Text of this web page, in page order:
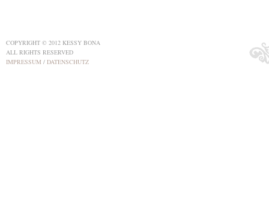
COPYRIGHT © 2012 KESSY BONA
ALL RIGHTS RESERVED
IMPRESSUM / DATENSCHUTZ